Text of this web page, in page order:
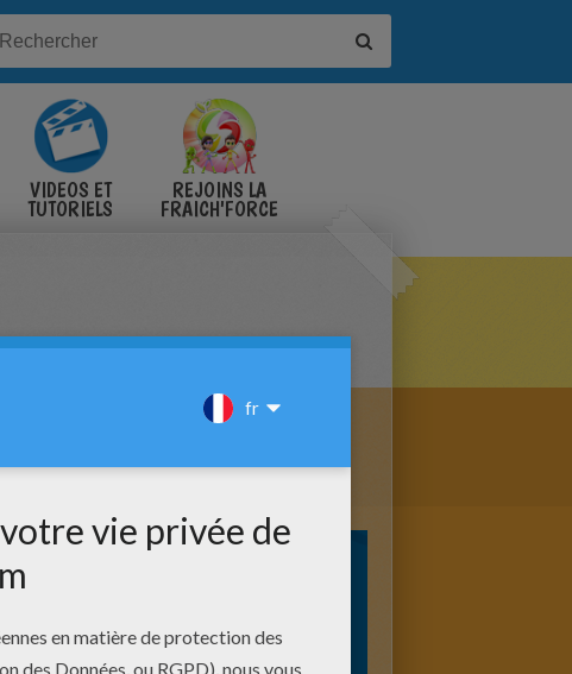
VIDÉOS ET
TUTORIELS
REJOINS LA
FRAICH'FORCE